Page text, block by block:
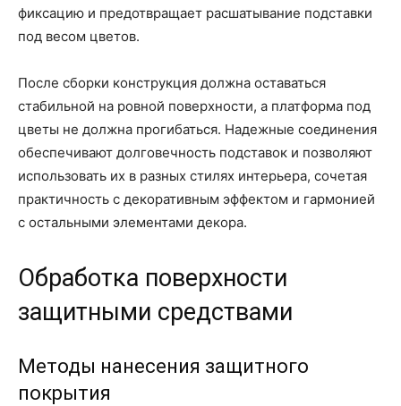
фиксацию и предотвращает расшатывание подставки
под весом цветов.
После сборки конструкция должна оставаться
стабильной на ровной поверхности, а платформа под
цветы не должна прогибаться. Надежные соединения
обеспечивают долговечность подставок и позволяют
использовать их в разных стилях интерьера, сочетая
практичность с декоративным эффектом и гармонией
с остальными элементами декора.
Обработка поверхности
защитными средствами
Методы нанесения защитного
покрытия